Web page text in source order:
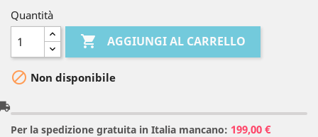
Quantità
 AGGIUNGI AL CARRELLO
 Non disponibile
Per la spedizione gratuita in Italia mancano: 199,00 €